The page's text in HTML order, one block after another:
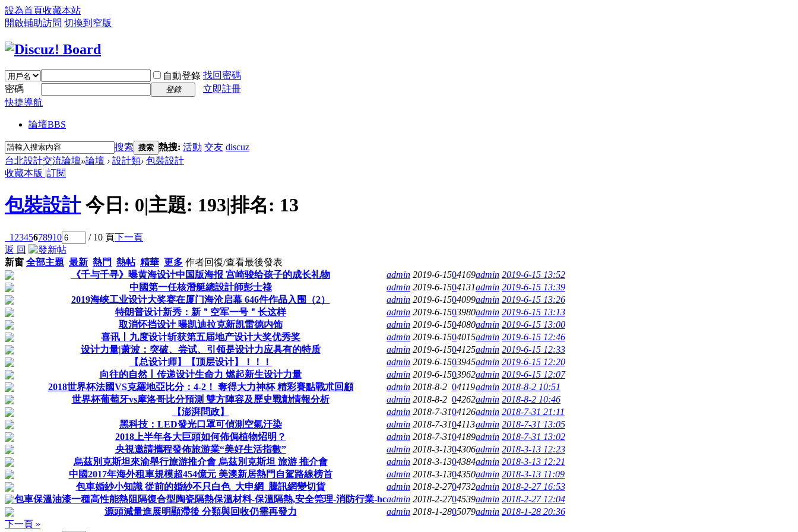
設為首頁收藏本站
開啟輔助訪問 切換到窄版
自動登錄 找回密碼
密碼
登錄
立即註冊
快捷導航
論壇BBS
搜索 搜索 熱搜: 活動 交友 discuz
台北設計交流論壇»論壇 › 設計類› 包裝設計
收藏本版 |訂閱
包裝設計 今日: 0|主題: 193|排名: 13
1 2345678910 / 10 頁下一頁
返 回
新窗 全部主題 最新 熱門 熱帖 精華 更多 作者回復/查看最後發表
《千与千寻》曝黄海设计中国版海报 宫崎骏给孩子的成长礼物
admin 2019-6-1504169admin 2019-6-15 13:52
中國第一任核潛艇總設計師彭士祿
admin 2019-6-1504131admin 2019-6-15 13:39
2019海峡工业设计大奖赛在厦门海沧启幕 646件作品入围（2）
admin 2019-6-1504099admin 2019-6-15 13:26
特朗普设计新秀：新＂空军一号＂长这样
admin 2019-6-1503980admin 2019-6-15 13:13
取消怀挡设计 曝凯迪拉克新凯雷德内饰
admin 2019-6-1504080admin 2019-6-15 13:00
喜讯丨九度设计斩获第五届地产设计大奖优秀奖
admin 2019-6-1504015admin 2019-6-15 12:46
设计力量|萧波：突破、尝试、引领是设计力应具有的特质
admin 2019-6-1504125admin 2019-6-15 12:33
【总设计师】【顶层设计】！！！
admin 2019-6-1503945admin 2019-6-15 12:20
向往的自然丨传递设计生命力 燃起新生设计力量
admin 2019-6-1503962admin 2019-6-15 12:07
2018世界杯法國VS克羅地亞比分：4-2！ 奪得大力神杯 精彩賽點戰朮回顧
admin 2018-8-2 04119admin 2018-8-2 10:51
世界杯葡萄牙vs摩洛哥比分預測 雙方陣容及歷史戰勣情報分析
admin 2018-8-2 04262admin 2018-8-2 10:46
【澎湃問政】
admin 2018-7-3104126admin 2018-7-31 21:11
黑科技：LED發光口罩可偵測空氣汙染
admin 2018-7-3104113admin 2018-7-31 13:05
2018上半年各大巨頭如何佈侷植物炤明？
admin 2018-7-3104189admin 2018-7-31 13:02
央視邀請攜程發佈旅游業“美好生活指數”
admin 2018-3-1304306admin 2018-3-13 12:23
烏茲別克斯坦來渝舉行旅游推介會 烏茲別克斯坦 旅游 推介會
admin 2018-3-1304384admin 2018-3-13 12:21
中國2017年海外租車規模超454億元 美澳新居熱門自駕路線榜首
admin 2018-3-1304350admin 2018-3-13 11:09
包車婚紗小知識 從前的婚紗不只白色_大申網_騰訊網變切貨
admin 2018-2-2704732admin 2018-2-27 16:53
包車保溫油漆一種高性能熱阻隔復合型陶瓷隔熱保溫材料-保溫隔熱,安全筦理-消防行業-hcadmin 2018-2-2704539admin 2018-2-27 12:04
源頭減量進展明顯滯後 分類與回收仍需再發力
admin 2018-1-2805079admin 2018-1-28 20:36
下一頁 »